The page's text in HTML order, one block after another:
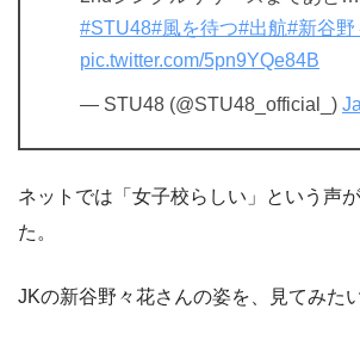
#STU48#風を待つ#出航#新谷野
pic.twitter.com/5pn9YQe84B
— STU48 (@STU48_official_)
ネットでは「女子校らしい」という声
た。
JKの新谷野々花さんの姿を、見てみた